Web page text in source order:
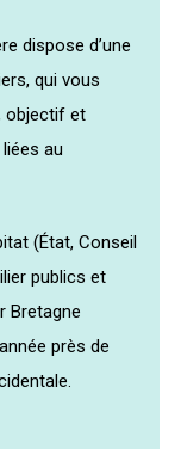
dispose d’une
qui vous
objectif et
au
(État, Conseil
publics et
Bretagne
près de